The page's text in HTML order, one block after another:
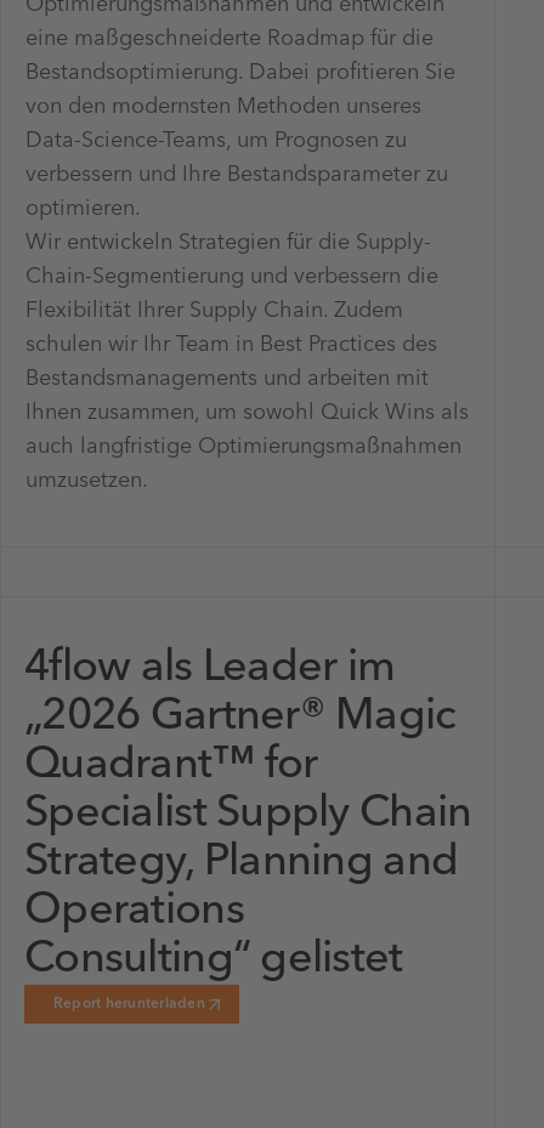
Optimierungsmaßnahmen und entwickeln
eine maßgeschneiderte Roadmap für die
Bestandsoptimierung. Dabei profitieren Sie
von den modernsten Methoden unseres
Data-Science-Teams, um Prognosen zu
verbessern und Ihre Bestandsparameter zu
optimieren.
Wir entwickeln Strategien für die Supply-
Chain-Segmentierung und verbessern die
Flexibilität Ihrer Supply Chain. Zudem
schulen wir Ihr Team in Best Practices des
Bestandsmanagements und arbeiten mit
Ihnen zusammen, um sowohl Quick Wins als
auch langfristige Optimierungsmaßnahmen
umzusetzen.
4flow als Leader im
„2026 Gartner® Magic
Quadrant™ for
Specialist Supply Chain
Strategy, Planning and
Operations
Consulting“ gelistet
Report herunterladen